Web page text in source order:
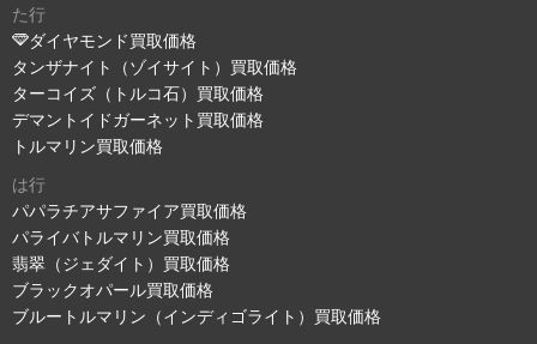
た行
ダイヤモンド買取価格
タンザナイト（ゾイサイト）買取価格
ターコイズ（トルコ石）買取価格
デマントイドガーネット買取価格
トルマリン買取価格
は行
パパラチアサファイア買取価格
パライバトルマリン買取価格
翡翠（ジェダイト）買取価格
ブラックオパール買取価格
ブルートルマリン（インディゴライト）買取価格